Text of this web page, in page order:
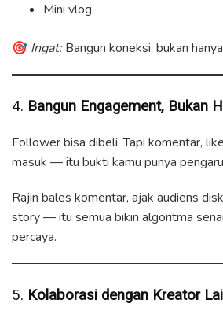
Mini vlog
🎯 Ingat:Bangun koneksi, bukan
4. Bangun Engagement, Bukan
Follower bisa dibeli. Tapi komentar,
masuk — itu bukti kamu punya
Rajin bales komentar, ajak audiens
story — itu semua bikin algoritma
percaya.
5. Kolaborasi dengan Kreator